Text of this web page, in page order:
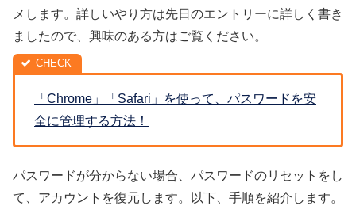
メします。詳しいやり方は先日のエントリーに詳しく書き
ましたので、興味のある方はご覧ください。
「Chrome」「Safari」を使って、パスワードを安
全に管理する方法！
パスワードが分からない場合、パスワードのリセットをし
て、アカウントを復元します。以下、手順を紹介します。